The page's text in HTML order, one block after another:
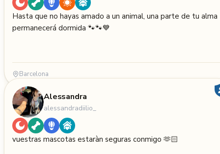
Hasta que no hayas amado a un animal, una parte de tu alma
permanecerá dormida 🐾🐾💙
Barcelona
Alessandra
alessandradiilio_
vuestras mascotas estaràn seguras conmigo 🫶🏻